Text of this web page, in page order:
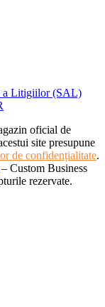
a Litigiilor (SAL)
oficial de
site presupune
de confidențialitate.
– Custom Business
rezervate.